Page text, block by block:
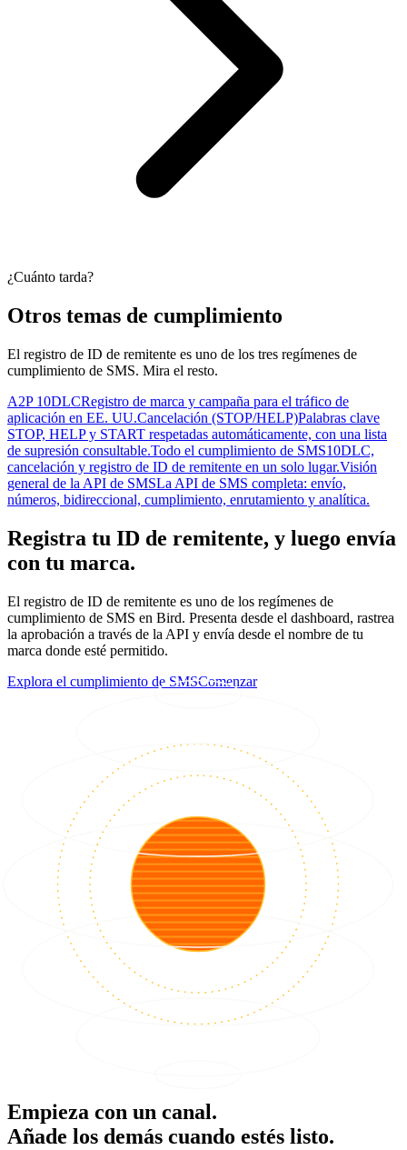
¿Cuánto tarda?
Otros temas de cumplimiento
El registro de ID de remitente es uno de los tres regímenes de
cumplimiento de SMS. Mira el resto.
A2P 10DLCRegistro de marca y campaña para el tráfico de
aplicación en EE. UU.Cancelación (STOP/HELP)Palabras clave
STOP, HELP y START respetadas automáticamente, con una lista
de supresión consultable.Todo el cumplimiento de SMS10DLC,
cancelación y registro de ID de remitente en un solo lugar.Visión
general de la API de SMSLa API de SMS completa: envío,
números, bidireccional, cumplimiento, enrutamiento y analítica.
Registra tu ID de remitente, y luego envía
con tu marca.
El registro de ID de remitente es uno de los regímenes de
cumplimiento de SMS en Bird. Presenta desde el dashboard, rastrea
la aprobación a través de la API y envía desde el nombre de tu
marca donde esté permitido.
Explora el cumplimiento de SMSComenzar
Empieza con un canal.
Añade los demás cuando estés listo.